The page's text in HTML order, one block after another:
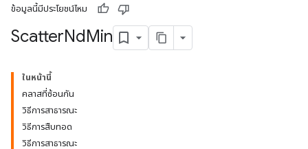
ข้อมูลนี้มีประโยชน์ไหม
ScatterNdMin
ในหน้านี้
คลาสที่ซ้อนกัน
วิธีการสาธารณะ
วิธีการสืบทอด
วิธีการสาธารณะ